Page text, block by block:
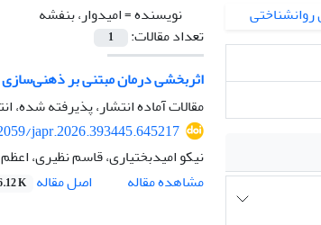
نویسنده =امیدوار، بنفشه
تعداد مقالات:
1
اثربخشی درمان مبتنی بر
مقالات آماده انتشار، پذیرفته شده،
japr.2026.393445.645217
نیکو امیدبختیاری، قاسم نظیری،
مشاهده مقاله
اصل مقاله K